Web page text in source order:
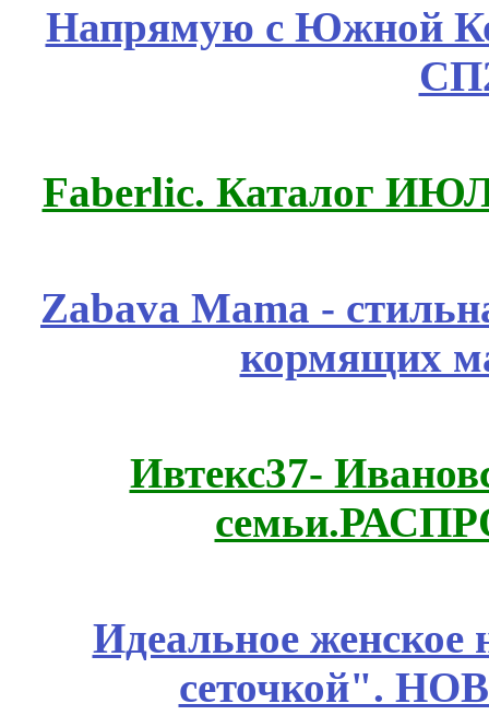
Напрямую с Южной
Faberlic. Каталог
Zabava Mama -
кормящих
Ивтекс37-
Идеальное женское
сеточкой".